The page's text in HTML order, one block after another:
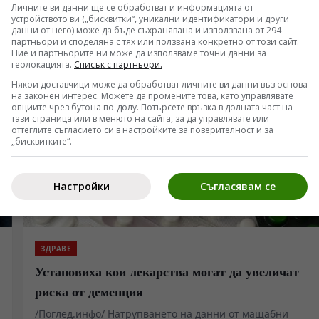
ЗДРАВЕ
Установиха кои лекарства могат да увеличат
риска от деменция
/Поглед.инфо/ Натрупването на данни от мащабни
Личните ви данни ще се обработват и информацията от
устройството ви („бисквитки“, уникални идентификатори и други
данни от него) може да бъде съхранявана и използвана от 294
партньори и споделяна с тях или ползвана конкретно от този сайт.
Ние и партньорите ни може да използваме точни данни за
геолокацията. Списък с партньори.
Някои доставчици може да обработват личните ви данни въз основа
на законен интерес. Можете да промените това, като управлявате
опциите чрез бутона по-долу. Потърсете връзка в долната част на
тази страница или в менюто на сайта, за да управлявате или
оттеглите съгласието си в настройките за поверителност и за
„бисквитките“.
Съгласявам се
Настройки